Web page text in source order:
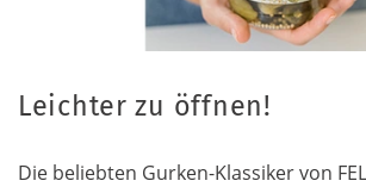
Leichter zu öffnen!
Die beliebten Gurken-Klassiker von